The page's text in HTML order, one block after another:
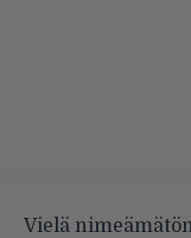
Vielä